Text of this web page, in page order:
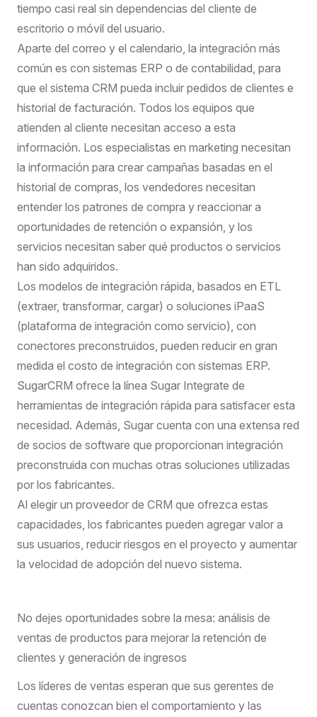
tiempo casi real sin dependencias del cliente de
escritorio o móvil del usuario.
Aparte del correo y el calendario, la integración más
común es con sistemas ERP o de contabilidad, para
que el sistema CRM pueda incluir pedidos de clientes e
historial de facturación. Todos los equipos que
atienden al cliente necesitan acceso a esta
información. Los especialistas en marketing necesitan
la información para crear campañas basadas en el
historial de compras, los vendedores necesitan
entender los patrones de compra y reaccionar a
oportunidades de retención o expansión, y los
servicios necesitan saber qué productos o servicios
han sido adquiridos.
Los modelos de integración rápida, basados en ETL
(extraer, transformar, cargar) o soluciones iPaaS
(plataforma de integración como servicio), con
conectores preconstruidos, pueden reducir en gran
medida el costo de integración con sistemas ERP.
SugarCRM ofrece la línea Sugar Integrate de
herramientas de integración rápida para satisfacer esta
necesidad. Además, Sugar cuenta con una extensa red
de socios de software que proporcionan integración
preconstruida con muchas otras soluciones utilizadas
por los fabricantes.
Al elegir un proveedor de CRM que ofrezca estas
capacidades, los fabricantes pueden agregar valor a
sus usuarios, reducir riesgos en el proyecto y aumentar
la velocidad de adopción del nuevo sistema.
No dejes oportunidades sobre la mesa: análisis de
ventas de productos para mejorar la retención de
clientes y generación de ingresos
Los líderes de ventas esperan que sus gerentes de
cuentas conozcan bien el comportamiento y las